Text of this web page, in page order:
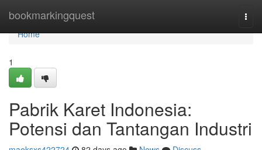
bookmarkingquest
Home
Home
1
Pabrik Karet Indonesia:
Potensi dan Tantangan Industri